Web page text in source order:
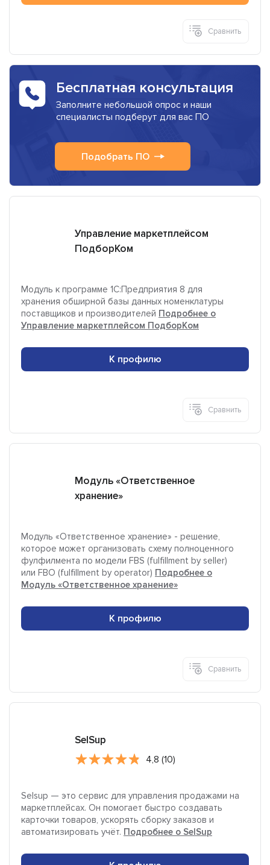
Сравнить
Бесплатная консультация
Заполните небольшой опрос и наши
специалисты подберут для вас ПО
Подобрать ПО
Управление маркетплейсом
ПодборКом
Модуль к программе 1С:Предприятия 8 для
хранения обширной базы данных номенклатуры
поставщиков и производителей Подробнее о
Управление маркетплейсом ПодборКом
К профилю
Сравнить
Модуль «Ответственное
хранение»
Модуль «Ответственное хранение» - решение,
которое может организовать схему полноценного
фулфилмента по модели FBS (fulfillment by seller)
или FBO (fulfillment by operator) Подробнее о
Модуль «Ответственное хранение»
К профилю
Сравнить
SelSup
4,8 (10)
Selsup — это сервис для управления продажами на
маркетплейсах. Он помогает быстро создавать
карточки товаров, ускорять сборку заказов и
автоматизировать учёт. Подробнее о SelSup